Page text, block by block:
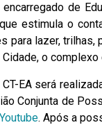
de
estimula o
para lazer,
Cidade, o
EA será
Conjunta de
Youtube. Após a